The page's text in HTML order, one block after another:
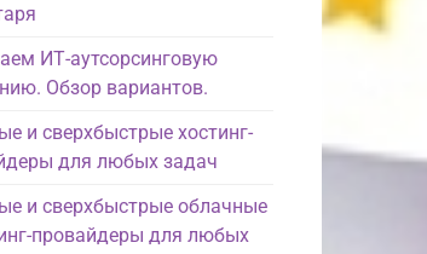
ИТ-аутсорсинговую
Обзор вариантов.
и сверхбыстрые хостинг-
для любых задач
и сверхбыстрые облачные
провайдеры для любых